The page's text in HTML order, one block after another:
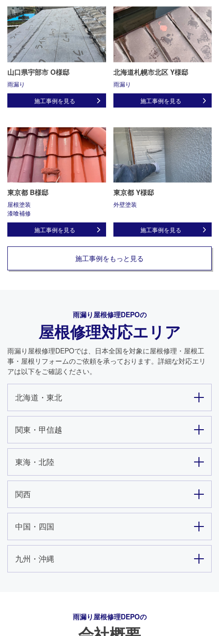
山口県宇部市 O様邸
雨漏り
施工事例を見る
北海道札幌市北区 Y様邸
雨漏り
施工事例を見る
東京都 B様邸
屋根塗装
漆喰補修
施工事例を見る
東京都 Y様邸
外壁塗装
施工事例を見る
施工事例をもっと見る
雨漏り屋根修理DEPOの
屋根修理対応エリア
雨漏り屋根修理DEPOでは、日本全国を対象に屋根修理・屋根工
事・屋根リフォームのご依頼を承っております。詳細な対応エリ
アは以下をご確認ください。
北海道・東北
関東・甲信越
東海・北陸
関西
中国・四国
九州・沖縄
雨漏り屋根修理DEPOの